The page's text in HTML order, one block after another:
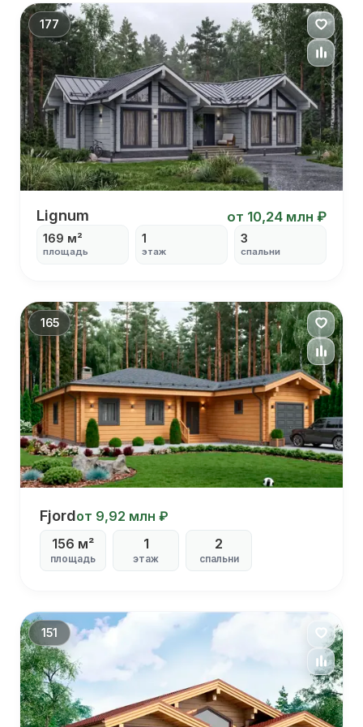
С камином
177
С террасой
С столовой
Дом 13х16
Lignum от 10,24 млн ₽
169 м²
площадь
1
этаж
3
спальни
165
террасой
С
столовой
С
котельной
Дом 14х19
Fjordот 9,92 млн ₽
156 м²
площадь
1
этаж
2
спальни
151